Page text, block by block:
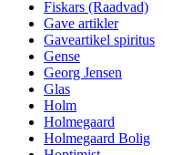
Fiskars (Raadvad)
Gave artikler
Gaveartikel spiritus
Gense
Georg Jensen
Glas
Holm
Holmegaard
Holmegaard Bolig